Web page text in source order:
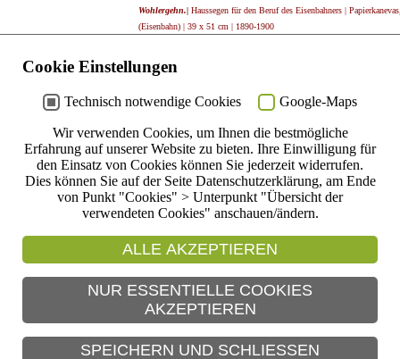
Wohlergehn.| Haussegen für den Beruf des Eisenbahners |
(Eisenbahn) | 39 x 51 cm | 1890-1900
Wandbehang | Baumwolle, an vier Seiten mit rotem Stoff eingefasst,
nicht eingesäumt, Stielstich-, Schrift unterlegte Plattstichstickerei
Eine Seite zurück
Cookie Einstellungen
Technisch notwendige Cookies Google-Maps
Wir verwenden Cookies, um Ihnen die bestmögliche
Erfahrung auf unserer Website zu bieten. Ihre Einwilligung für
den Einsatz von Cookies können Sie jederzeit widerrufen.
Dies können Sie auf der Seite Datenschutzerklärung, am Ende
von Punkt "Cookies" > Unterpunkt "Übersicht der
verwendeten Cookies" anschauen/ändern.
ALLE AKZEPTIEREN
NUR ESSENTIELLE COOKIES
AKZEPTIEREN
SPEICHERN UND SCHLIESSEN